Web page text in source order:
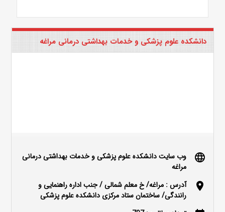
دانشکده علوم پزشکی و خدمات بهداشتی درمانی مراغه
language
وب سایت دانشکده علوم پزشکی و خدمات بهداشتی درمانی
مراغه
location_on
آدرس : مراغه/ خ معلم شمالی / جنب اداره راهنمایی و
رانندگی/ ساختمان ستاد مرکزی دانشکده علوم پزشکی